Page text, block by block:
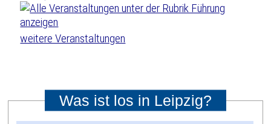
weitere Veranstaltungen
Was ist los in Leipzig?